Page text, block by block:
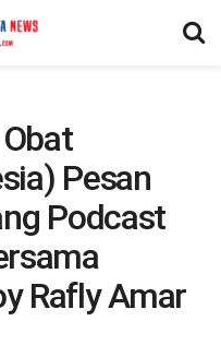
Pesan
Podcast
Rafly Amar